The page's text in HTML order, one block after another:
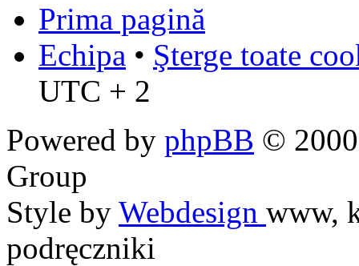
Prima pagină
Echipa • Şterge toate
UTC + 2
Powered by phpBB ©
Group
Style by Webdesign www,
podręczniki